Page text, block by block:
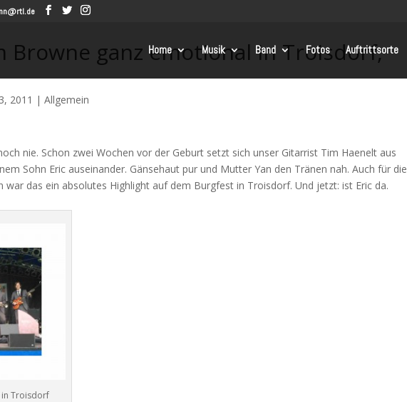
Home Musik Band Fotos Auftrittsorte
Browne ganz emotional in Troisdorf,
2011 |Allgemein
nie. Schon zwei Wochen vor der Geburt setzt sich unser Gitarrist Tim Haenelt aus
Sohn Eric auseinander. Gänsehaut pur und Mutter Yan den Tränen nah. Auch für die
war das ein absolutes Highlight auf dem Burgfest in Troisdorf. Und jetzt: ist Eric da.
in Troisdorf